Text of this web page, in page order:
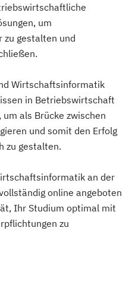
um
zu gestalten und
Wirtschaftsinformatik
in Betriebswirtschaft
als Brücke zwischen
und somit den Erfolg
zu gestalten.
an der
online angeboten
Ihr Studium optimal mit
zu